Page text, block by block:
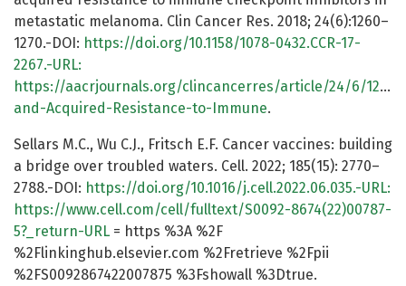
metastatic melanoma. Clin Cancer Res. 2018; 24(6):1260–
1270.-DOI: https://doi.org/10.1158/1078-0432.CCR-17-
2267.-URL:
https://aacrjournals.org/clincancerres/article/24/6/
and-Acquired-Resistance-to-Immune.
Sellars M.C., Wu C.J., Fritsch E.F. Cancer vaccines: building
a bridge over troubled waters. Cell. 2022; 185(15): 2770–
2788.-DOI: https://doi.org/10.1016/j.cell.2022.06.035.-URL:
https://www.cell.com/cell/fulltext/S0092-8674(22)00787-
5?_return-URL = https %3A %2F
%2Flinkinghub.elsevier.com %2Fretrieve %2Fpii
%2FS0092867422007875 %3Fshowall %3Dtrue.